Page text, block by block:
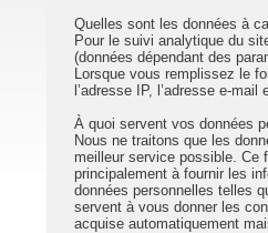
Quelles sont les données à
Pour le suivi analytique du
(données dépendant des
Lorsque vous remplissez le
l’adresse IP, l’adresse e-
À quoi servent vos données
Nous ne traitons que les
meilleur service possible. Ce
principalement à fournir les
données personnelles telles
servent à vous donner les
acquise automatiquement